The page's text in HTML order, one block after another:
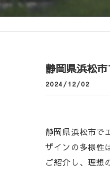
静岡県浜松
2024/12/02
静岡県浜松市で
ザインの多様性
ご紹介し、理想